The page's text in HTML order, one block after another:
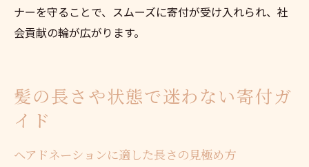
ヘアドネーション迷惑にならないための注
意点
ニック
送料を安く済ませるヘアドネーション発送
ナーを守ることで、スムーズに寄付が受け入れられ、社
会貢献の輪が広がります。
髪の長さや状態で迷わない寄付ガ
イド
ヘアドネーションに適した長さの見極め方